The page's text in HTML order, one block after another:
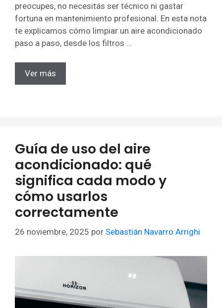
preocupes, no necesitás ser técnico ni gastar
fortuna en mantenimiento profesional. En esta nota
te explicamos cómo limpiar un aire acondicionado
paso a paso, desde los filtros …
Ver más
Guía de uso del aire
acondicionado: qué
significa cada modo y
cómo usarlos
correctamente
26 noviembre, 2025 por Sebastián Navarro Arrighi